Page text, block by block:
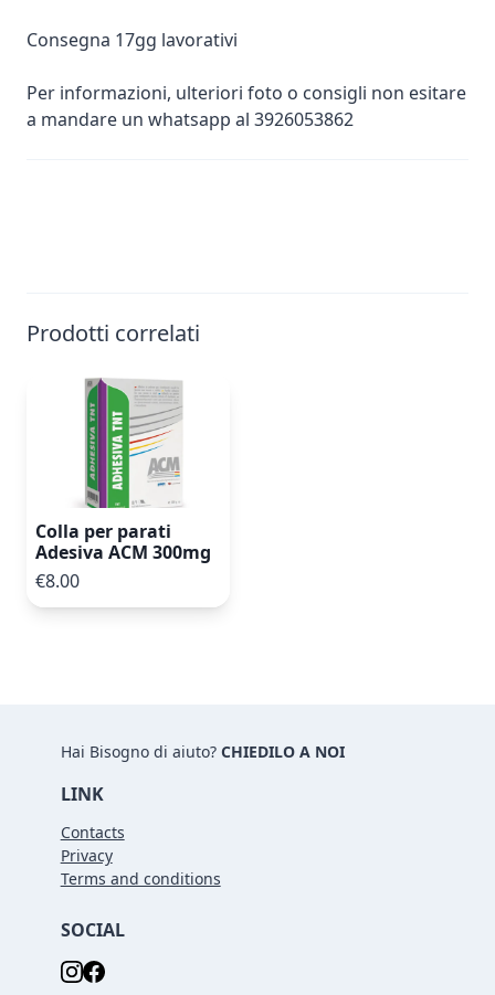
Consegna 17gg lavorativi
Per informazioni, ulteriori foto o consigli non esitare
a mandare un whatsapp al 3926053862
Prodotti correlati
Colla per parati
Adesiva ACM 300mg
€8.00
Hai Bisogno di aiuto? CHIEDILO A NOI
LINK
Contacts
Privacy
Terms and conditions
SOCIAL